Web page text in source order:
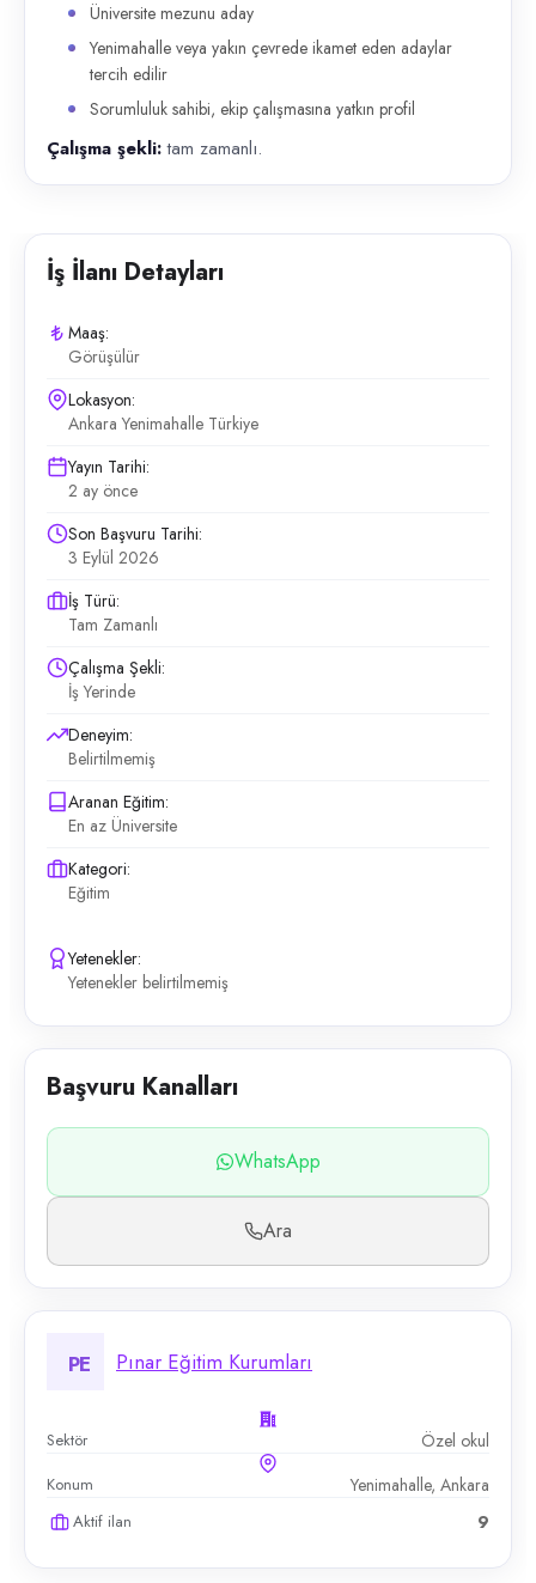
Üniversite mezunu aday
Yenimahalle veya yakın çevrede ikamet eden adaylar
tercih edilir
Sorumluluk sahibi, ekip çalışmasına yatkın profil
Çalışma şekli:tam zamanlı.
İş İlanı Detayları
Maaş:
Görüşülür
Lokasyon:
Ankara Yenimahalle Türkiye
Yayın Tarihi:
2 ay önce
Son Başvuru Tarihi:
3 Eylül 2026
İş Türü:
Tam Zamanlı
Çalışma Şekli:
İş Yerinde
Deneyim:
Belirtilmemiş
Aranan Eğitim:
En az Üniversite
Kategori:
Eğitim
Yetenekler:
Yetenekler belirtilmemiş
Başvuru Kanalları
WhatsApp
Ara
PE Pınar Eğitim Kurumları
Sektör Özel okul
Konum Yenimahalle, Ankara
Aktif ilan 9